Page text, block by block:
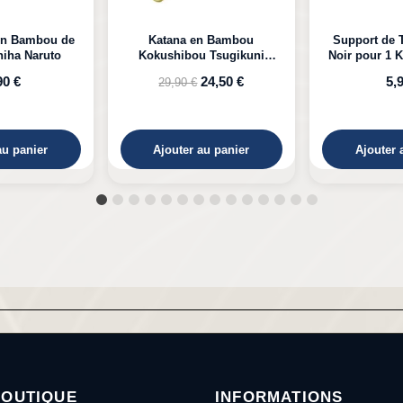
Bambou
Tsugikuni
24,50 €
panier
Support de Table en Bois
Noir pour 1 Katana à Poser
5,99 €
Ajouter au panier
Katana LED
Kyojuro
Ajouter
INFORMATIONS